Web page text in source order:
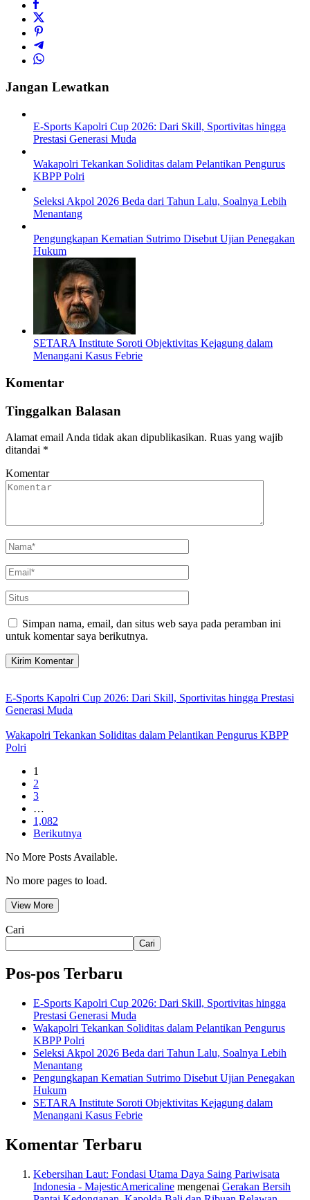
Jangan Lewatkan
E-Sports Kapolri Cup 2026: Dari Skill, Sportivitas hingga
Prestasi Generasi Muda
Wakapolri Tekankan Soliditas dalam Pelantikan Pengurus
KBPP Polri
Seleksi Akpol 2026 Beda dari Tahun Lalu, Soalnya Lebih
Menantang
Pengungkapan Kematian Sutrimo Disebut Ujian Penegakan
Hukum
SETARA Institute Soroti Objektivitas Kejagung dalam
Menangani Kasus Febrie
Komentar
Tinggalkan Balasan
Alamat email Anda tidak akan dipublikasikan. Ruas yang wajib
ditandai *
Komentar
Simpan nama, email, dan situs web saya pada peramban ini
untuk komentar saya berikutnya.
E-Sports Kapolri Cup 2026: Dari Skill, Sportivitas hingga Prestasi
Generasi Muda
Wakapolri Tekankan Soliditas dalam Pelantikan Pengurus KBPP
Polri
1
2
3
…
1,082
Berikutnya
No More Posts Available.
No more pages to load.
View More
Cari
Cari
Pos-pos Terbaru
E-Sports Kapolri Cup 2026: Dari Skill, Sportivitas hingga
Prestasi Generasi Muda
Wakapolri Tekankan Soliditas dalam Pelantikan Pengurus
KBPP Polri
Seleksi Akpol 2026 Beda dari Tahun Lalu, Soalnya Lebih
Menantang
Pengungkapan Kematian Sutrimo Disebut Ujian Penegakan
Hukum
SETARA Institute Soroti Objektivitas Kejagung dalam
Menangani Kasus Febrie
Komentar Terbaru
Kebersihan Laut: Fondasi Utama Daya Saing Pariwisata
Indonesia - MajesticAmericaline mengenai Gerakan Bersih